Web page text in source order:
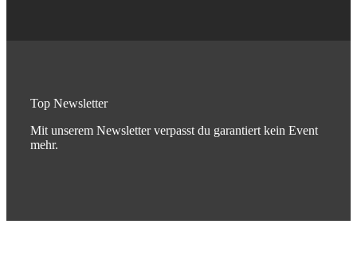
Top Newsletter
Mit unserem Newsletter verpasst du garantiert kein Event
mehr.